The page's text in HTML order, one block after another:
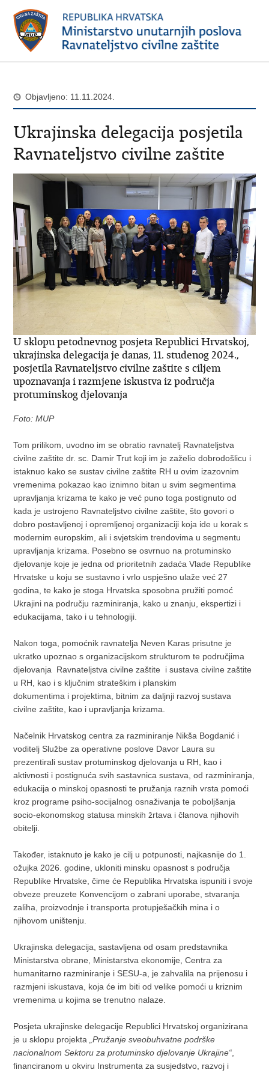
Objavljeno: 11.11.2024.
Ukrajinska delegacija posjetila
Ravnateljstvo civilne zaštite
U sklopu petodnevnog posjeta Republici Hrvatskoj,
ukrajinska delegacija je danas, 11. studenog 2024.,
posjetila Ravnateljstvo civilne zaštite s ciljem
upoznavanja i razmjene iskustva iz područja
protuminskog djelovanja
Foto: MUP
Tom prilikom, uvodno im se obratio ravnatelj Ravnateljstva
civilne zaštite dr. sc. Damir Trut koji im je zaželio dobrodošlicu i
istaknuo kako se sustav civilne zaštite RH u ovim izazovnim
vremenima pokazao kao iznimno bitan u svim segmentima
upravljanja krizama te kako je već puno toga postignuto od
kada je ustrojeno Ravnateljstvo civilne zaštite, što govori o
dobro postavljenoj i opremljenoj organizaciji koja ide u korak s
modernim europskim, ali i svjetskim trendovima u segmentu
upravljanja krizama. Posebno se osvrnuo na protuminsko
djelovanje koje je jedna od prioritetnih zadaća Vlade Republike
Hrvatske u koju se sustavno i vrlo uspješno ulaže već 27
godina, te kako je stoga Hrvatska sposobna pružiti pomoć
Ukrajini na području razminiranja, kako u znanju, ekspertizi i
edukacijama, tako i u tehnologiji.
Nakon toga, pomoćnik ravnatelja Neven Karas prisutne je
ukratko upoznao s organizacijskom strukturom te područjima
djelovanja Ravnateljstva civilne zaštite i sustava civilne zaštite
u RH, kao i s ključnim strateškim i planskim
dokumentima i projektima, bitnim za daljnji razvoj sustava
civilne zaštite, kao i upravljanja krizama.
Načelnik Hrvatskog centra za razminiranje Nikša Bogdanić i
voditelj Službe za operativne poslove Davor Laura su
prezentirali sustav protuminskog djelovanja u RH, kao i
aktivnosti i postignuća svih sastavnica sustava, od razminiranja,
edukacija o minskoj opasnosti te pružanja raznih vrsta pomoći
kroz programe psiho-socijalnog osnaživanja te poboljšanja
socio-ekonomskog statusa minskih žrtava i članova njihovih
obitelji.
Također, istaknuto je kako je cilj u potpunosti, najkasnije do 1.
ožujka 2026. godine, ukloniti minsku opasnost s područja
Republike Hrvatske, čime će Republika Hrvatska ispuniti i svoje
obveze preuzete Konvencijom o zabrani uporabe, stvaranja
zaliha, proizvodnje i transporta protupješačkih mina i o
njihovom uništenju.
Ukrajinska delegacija, sastavljena od osam predstavnika
Ministarstva obrane, Ministarstva ekonomije, Centra za
humanitarno razminiranje i SESU-a, je zahvalila na prijenosu i
razmjeni iskustava, koja će im biti od velike pomoći u kriznim
vremenima u kojima se trenutno nalaze.
Posjeta ukrajinske delegacije Republici Hrvatskoj organizirana
je u sklopu projekta
„Pružanje sveobuhvatne podrške
nacionalnom Sektoru za protuminsko djelovanje Ukrajine“
financiranom u okviru Instrumenta za susjedstvo, razvoj i